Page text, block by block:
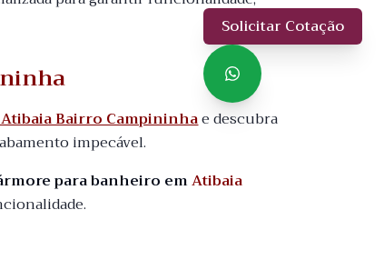
Bairro Campininhae descubra
impecável.
para banheiro emAtibaia
Solicitar Cotação